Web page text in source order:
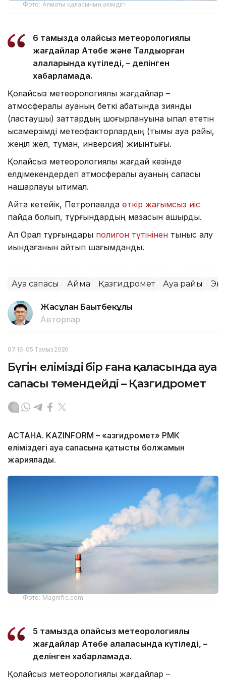
Фото: Алматы қаласының әкімдігі
6 тамызда қолайсыз метеорологиялық
жағдайлар Ақтөбе және Талдықорған
қалаларында күтіледі, – делінген
хабарламада.
Қолайсыз метеорологиялық жағдайлар –
атмосфералық ауаның беткі қабатында зиянды
(ластаушы) заттардың шоғырлануына ықпал ететін
қысқамерзімді метеофакторлардың (тымық ауа райы,
жеңіл жел, тұман, инверсия) жиынтығы.
Қолайсыз метеорологиялық жағдай кезінде
елдімекендердегі атмосфералық ауаның сапасы
нашарлауы ықтимал.
Айта кетейік, Петропавлда өткір жағымсыз иіс
пайда болып, тұрғындардың мазасын қашырды.
Ал Орал тұрғындары полигон түтінінен тыныс алу
қиындағанын айтып шағымданды.
Ауа сапасы Аймақ Қазгидромет Ауа райы
Жасұлан Бақытбекұлы
Авторлар
07:16, 05 Тамыз 2026
Бүгін еліміздің бір ғана қаласында ауа
сапасы төмендейді – Қазгидромет
АСТАНА. KAZINFORM – «Қазгидромет» РМК
еліміздегі ауа сапасына қатысты болжамын
жариялады.
Фото: Magnific.com
5 тамызда қолайсыз метеорологиялық
жағдайлар Ақтөбе қалаласында күтіледі, –
делінген хабарламада.
Қолайсыз метеорологиялық жағдайлар –